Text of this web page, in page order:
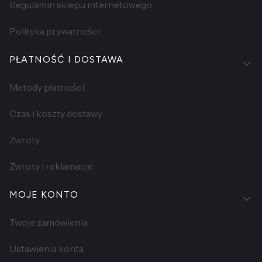
Regulamin sklepu internetowego
Polityka prywatności
PŁATNOŚĆ I DOSTAWA
Metody płatności
Czas i koszty dostawy
Zwroty
Zwroty i reklamacje
MOJE KONTO
Twoje zamówienia
Ustawienia konta